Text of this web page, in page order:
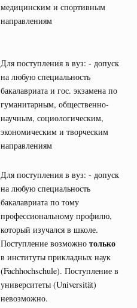
медицинским и спортивным
направлениям
Для поступления в вуз: - допуск
на любую специальность
бакалавриата и гос. экзамена по
гуманитарным, общественно-
научным, социологическим,
экономическим и творческим
направлениям
Для поступления в вуз: - допуск
на любую специальность
бакалавриата по тому
профессиональному профилю,
который изучался в школе.
Поступление возможно только
в институты прикладных наук
(Fachhochschule). Поступление в
университеты (Universität)
невозможно.